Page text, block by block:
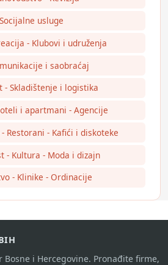
Socijalne usluge
- Klubovi i udruženja
i saobraćaj
- Skladištenje i logistika
i apartmani - Agencije
Restorani - Kafići i diskoteke
- Kultura - Moda i dizajn
- Klinike - Ordinacije
Bosne i Hercegovine. Pronađite firme,